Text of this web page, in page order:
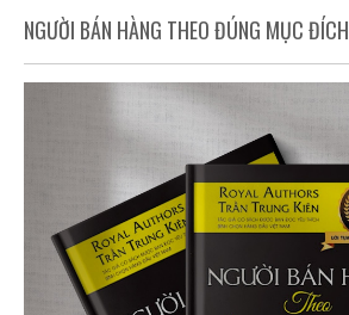
NGƯỜI BÁN HÀNG THEO ĐÚNG MỤC ĐÍCH